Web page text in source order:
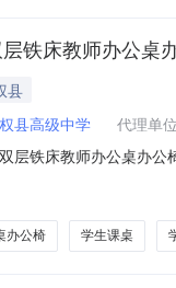
铁床教师办公桌
县
县高级中学
代理单
层铁床教师办公桌办
关伴随服务(详见招标
办公椅 学生课桌